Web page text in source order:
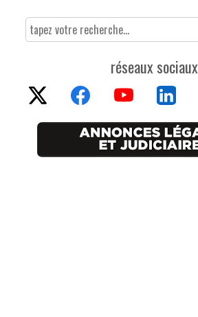
réseaux sociaux